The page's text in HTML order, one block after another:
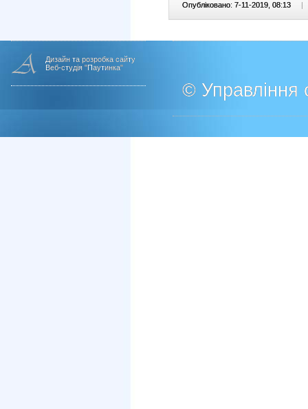
Опубліковано: 7-11-2019, 08:13 |
Дизайн та розробка сайту
Веб-студія "Паутинка"
© Управління